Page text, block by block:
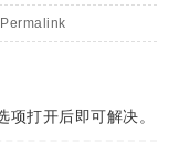
Permalink
打开后即可解决。